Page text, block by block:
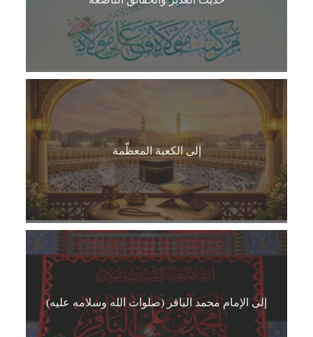
إلى الكعبة المعظّمة
إلى الإمام محمد الباقر (صلوات الله وسلامه عليه)